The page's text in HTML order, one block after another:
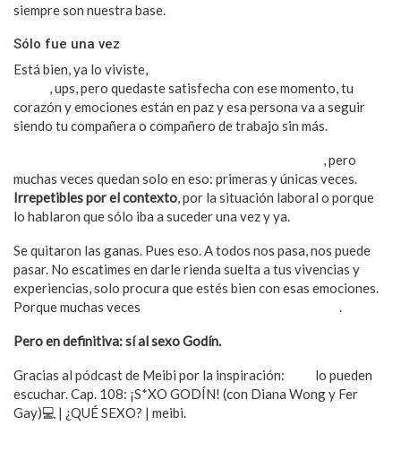
siempre son nuestra base.
Sólo fue una vez
Está bien, ya lo viviste,
, ups, pero quedaste satisfecha con ese momento, tu
corazón y emociones están en paz y esa persona va a seguir
siendo tu compañera o compañero de trabajo sin más.
, pero
muchas veces quedan solo en eso: primeras y únicas veces.
Irrepetibles por el contexto, por la situación laboral o porque
lo hablaron que sólo iba a suceder una vez y ya.
Se quitaron las ganas. Pues eso. A todos nos pasa, nos puede
pasar. No escatimes en darle rienda suelta a tus vivencias y
experiencias, solo procura que estés bien con esas emociones.
Porque muchas veces
.
Pero en definitiva: sí al sexo Godín.
Gracias al pódcast de Meibi por la inspiración:
lo pueden
escuchar. Cap. 108: ¡S*XO GODÍN! (con Diana Wong y Fer
Gay)💻 | ¿QUÉ SEXO? | meibi.